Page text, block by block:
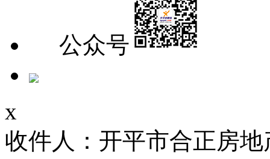
公众号
x
收件人：开平市合正房